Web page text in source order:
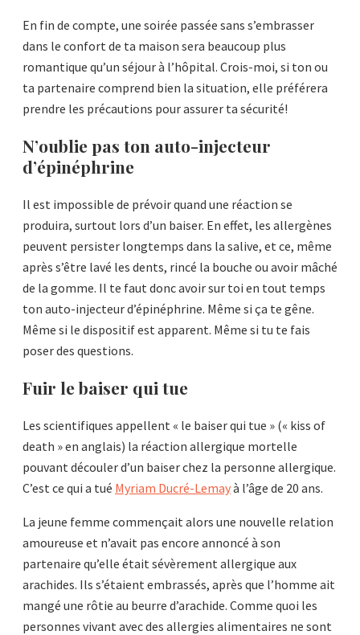
En fin de compte, une soirée passée sans s’embrasser
dans le confort de ta maison sera beaucoup plus
romantique qu’un séjour à l’hôpital. Crois-moi, si ton ou
ta partenaire comprend bien la situation, elle préférera
prendre les précautions pour assurer ta sécurité!
N’oublie pas ton auto-injecteur
d’épinéphrine
Il est impossible de prévoir quand une réaction se
produira, surtout lors d’un baiser. En effet, les allergènes
peuvent persister longtemps dans la salive, et ce, même
après s’être lavé les dents, rincé la bouche ou avoir mâché
de la gomme. Il te faut donc avoir sur toi en tout temps
ton auto-injecteur d’épinéphrine. Même si ça te gêne.
Même si le dispositif est apparent. Même si tu te fais
poser des questions.
Fuir le baiser qui tue
Les scientifiques appellent « le baiser qui tue » (« kiss of
death » en anglais) la réaction allergique mortelle
pouvant découler d’un baiser chez la personne allergique.
C’est ce qui a tué Myriam Ducré-Lemayà l’âge de 20 ans.
La jeune femme commençait alors une nouvelle relation
amoureuse et n’avait pas encore annoncé à son
partenaire qu’elle était sévèrement allergique aux
arachides. Ils s’étaient embrassés, après que l’homme ait
mangé une rôtie au beurre d’arachide. Comme quoi les
personnes vivant avec des allergies alimentaires ne sont